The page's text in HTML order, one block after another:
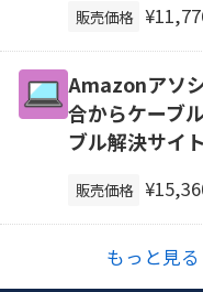
販売価格
Amazonアソ
合からケーブ
ブル解決サイト
販売価格
もっと見る